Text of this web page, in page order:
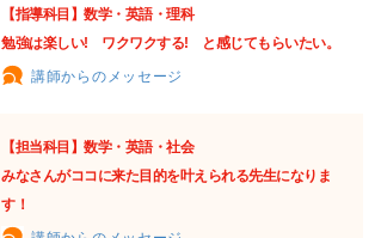
【指導科目】数学・英語・理科
勉強は楽しい! ワクワクする! と感じてもらいたい。
講師からのメッセージ
【担当科目】数学・英語・社会
みなさんがココに来た目的を叶えられる先生になりま
す！